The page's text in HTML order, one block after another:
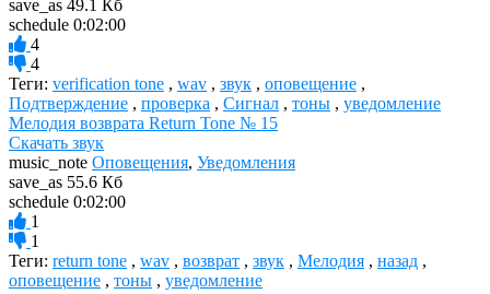
save_as 49.1 Кб
schedule 0:02:00
4
4
Теги: verification tone , wav , звук , оповещение ,
Подтверждение , проверка , Сигнал , тоны , уведомление
Мелодия возврата Return Tone № 15
Скачать звук
music_note Оповещения, Уведомления
save_as 55.6 Кб
schedule 0:02:00
1
1
Теги: return tone , wav , возврат , звук , Мелодия , назад ,
оповещение , тоны , уведомление